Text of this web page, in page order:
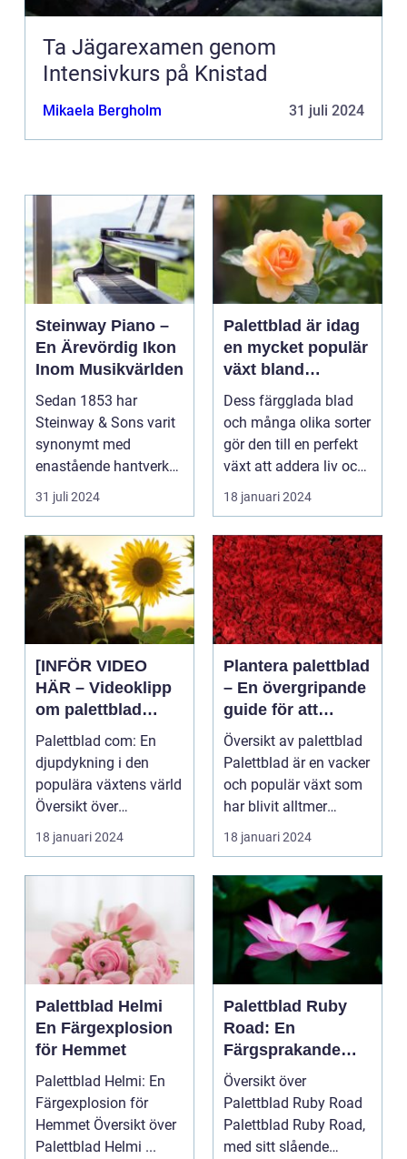
Ta Jägarexamen genom
Intensivkurs på Knistad
Mikaela Bergholm 31 juli 2024
Steinway Piano –
En Ärevördig Ikon
Inom Musikvärlden
Sedan 1853 har
Steinway & Sons varit
synonymt med
enastående hantverk
och oövertr&aum...
31 juli 2024
Palettblad är idag
en mycket populär
växt bland
trädgårdsentusiast
er och inom
inredning
Dess färgglada blad
och många olika sorter
gör den till en perfekt
växt att addera liv och
färg till...
18 januari 2024
[INFÖR VIDEO
HÄR – Videoklipp
om palettblad
com]
Palettblad com: En
djupdykning i den
populära växtens värld
Översikt över
palettblad com
Palettbl...
18 januari 2024
Plantera palettblad
– En övergripande
guide för att
lyckas med denna
populära växt
Översikt av palettblad
Palettblad är en vacker
och populär växt som
har blivit alltmer
populär blan...
18 januari 2024
Palettblad Helmi
En Färgexplosion
för Hemmet
Palettblad Helmi: En
Färgexplosion för
Hemmet Översikt över
Palettblad Helmi ...
Palettblad Ruby
Road: En
Färgsprakande
Favorit för Hem
Översikt över
Palettblad Ruby Road
Palettblad Ruby Road,
med sitt slående